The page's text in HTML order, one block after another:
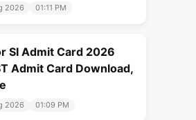
2026 01:11 PM
SI Admit Card 2026
Admit Card Download,
2026 01:09 PM